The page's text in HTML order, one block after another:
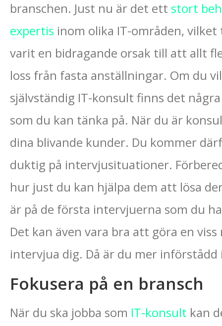
branschen. Just nu är det ett stort
expertis inom olika IT-områden,
varit en bidragande orsak till att allt
loss från fasta anställningar. Om du
självständig IT-konsult finns det
som du kan tänka på. När du är
dina blivande kunder. Du kommer
duktig på intervjusituationer.
hur just du kan hjälpa dem att lösa
är på de första intervjuerna som du
Det kan även vara bra att göra en
intervjua dig. Då är du mer
Fokusera på en bransch
När du ska jobba som IT-konsult kan